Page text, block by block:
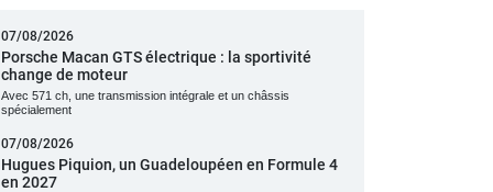
07/08/2026
Porsche Macan GTS électrique : la sportivité
change de moteur
Avec 571 ch, une transmission intégrale et un châssis
spécialement
07/08/2026
Hugues Piquion, un Guadeloupéen en Formule 4
en 2027